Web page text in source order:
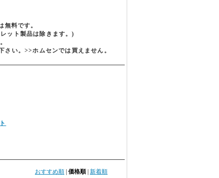
料です。
ット製品は除きます。)
い。>>ホムセンでは買えません。
おすすめ順 価格順 新着順